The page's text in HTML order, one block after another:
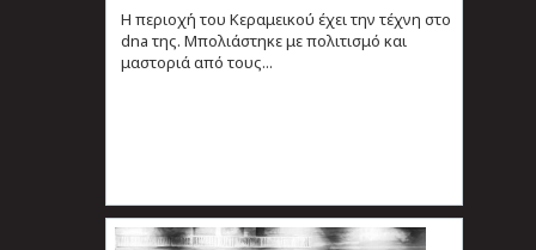
Η περιοχή του Κεραμεικού έχει την τέχνη στο
dna της. Μπολιάστηκε με πολιτισμό και
μαστοριά από τους...